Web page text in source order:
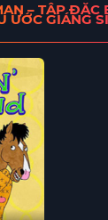
– TẬP ĐẶC
ƯỚC GIÁNG